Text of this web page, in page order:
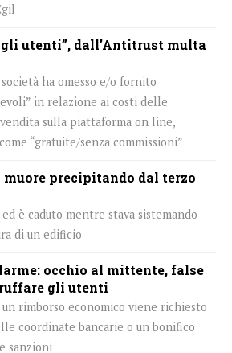
utenti”, dall’Antitrust multa
ha omesso e/o fornito
in relazione ai costi delle
sulla piattaforma on line,
“gratuite/senza commissioni”
precipitando dal terzo
ed è caduto mentre stava sistemando
di un edificio
occhio al mittente, false
gli utenti
rimborso economico viene richiesto
coordinate bancarie o un bonifico
sanzioni